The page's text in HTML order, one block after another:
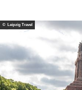
© Leipzig Travel